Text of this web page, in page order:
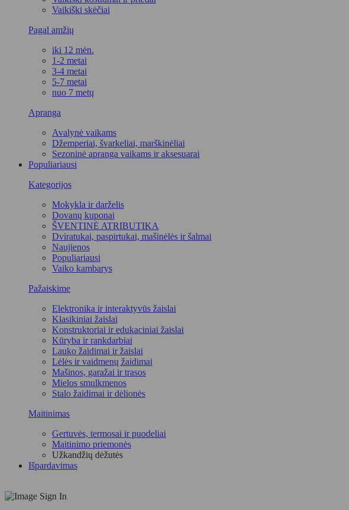
Vaikiški skėčiai
Pagal amžių
iki 12 mėn.
1-2 metai
3-4 metai
5-7 metai
nuo 7 metų
Apranga
Avalynė vaikams
Džemperiai, švarkeliai, marškinėliai
Sezoninė apranga vaikams ir aksesuarai
Populiariausi
Kategorijos
Mokykla ir darželis
Dovanų kuponai
ŠVENTINĖ ATRIBUTIKA
Dviratukai, paspirtukai, mašinėlės ir šalmai
Naujienos
Populiariausi
Vaiko kambarys
Pažaiskime
Elektronika ir interaktyvūs žaislai
Klasikiniai žaislai
Konstruktoriai ir edukaciniai žaislai
Kūryba ir rankdarbiai
Lauko žaidimai ir žaislai
Lėlės ir vaidmenų žaidimai
Mašinos, garažai ir trasos
Mielos smulkmenos
Stalo žaidimai ir dėlionės
Maitinimas
Gertuvės, termosai ir puodeliai
Maitinimo priemonės
Užkandžių dėžutės
Išpardavimas